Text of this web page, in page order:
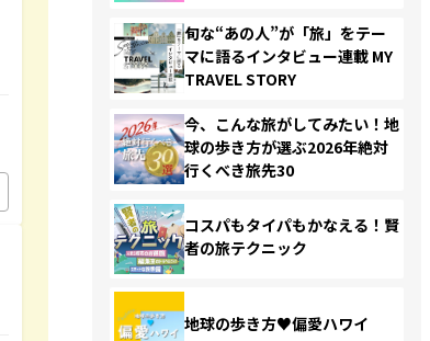
旬な“あの人”が「旅」をテー
マに語るインタビュー連載 MY
TRAVEL STORY
今、こんな旅がしてみたい！地
球の歩き方が選ぶ2026年絶対
行くべき旅先30
コスパもタイパもかなえる！賢
者の旅テクニック
地球の歩き方♥偏愛ハワイ